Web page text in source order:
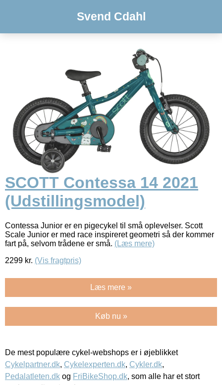
Svend Cdahl
SCOTT Contessa 14 2021
(Udstillingsmodel)
Contessa Junior er en pigecykel til små oplevelser. Scott
Scale Junior er med race inspireret geometri så der kommer
fart på, selvom trådene er små. (Læs mere)
2299 kr. (Vis fragtpris)
Læs mere »
Køb nu »
De mest populære cykel-webshops er i øjeblikket
Cykelpartner.dk, Cykelexperten.dk, Cykler.dk,
Pedalatleten.dk og FriBikeShop.dk, som alle har et stort